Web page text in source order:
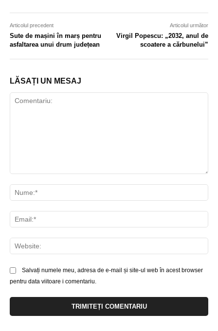
Articolul precedent
Sute de mașini în marș pentru
asfaltarea unui drum județean
Articolul următor
Virgil Popescu: „2032, anul de
scoatere a cărbunelui”
LĂSAȚI UN MESAJ
Salvați numele meu, adresa de e-mail și site-ul web în acest browser
pentru data viitoare i comentariu.